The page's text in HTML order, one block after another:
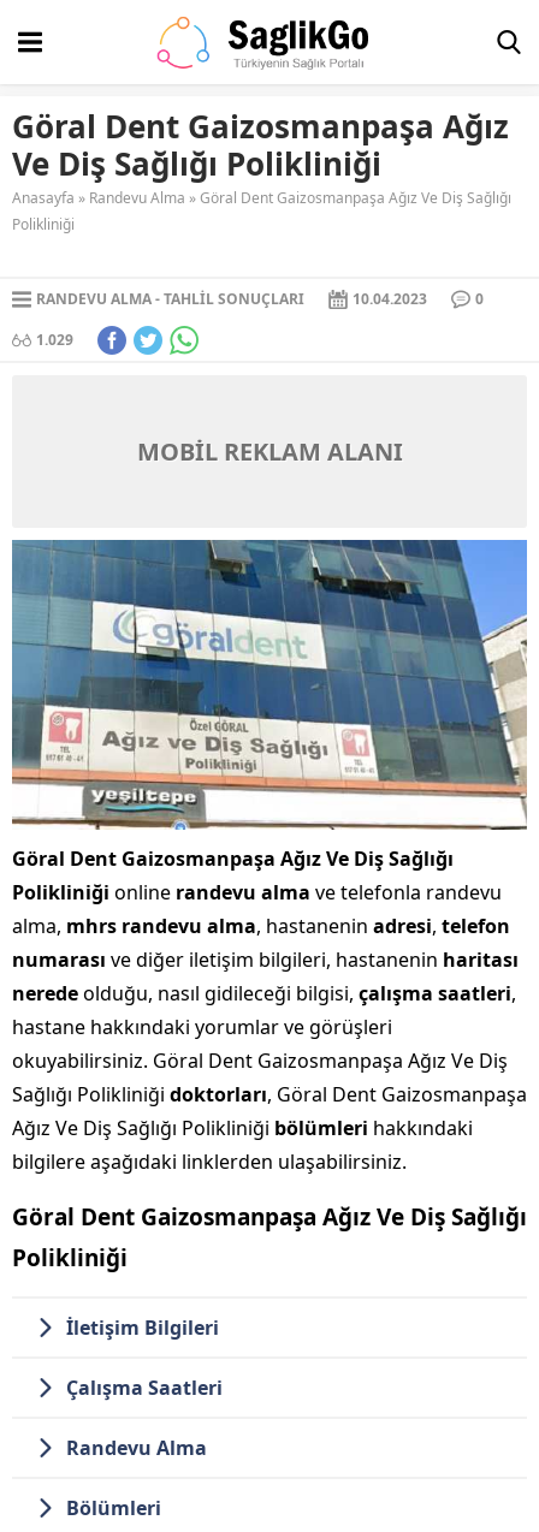
Göral Dent Gaizosmanpaşa Ağız
Ve Diş Sağlığı Polikliniği
Anasayfa » Randevu Alma »Göral Dent Gaizosmanpaşa Ağız Ve Diş Sağlığı
Polikliniği
RANDEVU ALMA TAHLIL SONUÇLARI 10.04.2023
0
1.029
MOBİL REKLAM ALANI
Göral Dent Gaizosmanpaşa Ağız Ve Diş Sağlığı
Polikliniği online randevu alma ve telefonla randevu
alma, mhrs randevu alma, hastanenin adresi, telefon
numarası ve diğer iletişim bilgileri, hastanenin haritası
neredeolduğu, nasıl gidileceği bilgisi, çalışma saatleri,
hastane hakkındaki yorumlar ve görüşleri
okuyabilirsiniz. Göral Dent Gaizosmanpaşa Ağız Ve Diş
Sağlığı Polikliniği doktorları, Göral Dent Gaizosmanpaşa
Ağız Ve Diş Sağlığı Polikliniği bölümleri hakkındaki
bilgilere aşağıdaki linklerden ulaşabilirsiniz.
Göral Dent Gaizosmanpaşa Ağız Ve Diş Sağlığı
Polikliniği
İletişim Bilgileri
Çalışma Saatleri
Randevu Alma
Bölümleri